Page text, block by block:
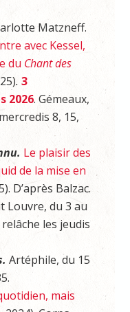
Matzneff.
avec Kessel,
du Chant des
.3
2026. Gémeaux,
8, 15,
Le plaisir des
de la mise en
D’après Balzac.
Louvre, du 3 au
les jeudis
Artéphile, du 15
mais